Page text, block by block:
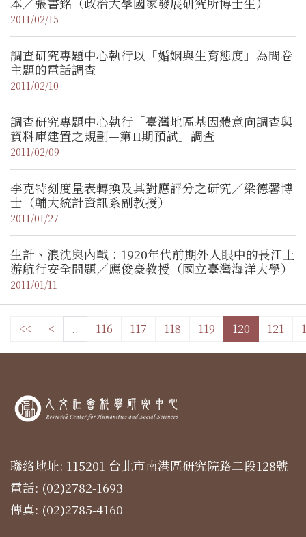
2011/02/15
調查研究專題中心執行以「婚姻與生育態度」為問卷
主題的電話調查
2011/02/10
調查研究專題中心執行「臺灣地區基因體意向調查與
資料庫建置之規劃—第II期預試」調查
2011/02/09
李克特刻度量表轉換及其對應評分之研究／梁德馨博
士（輔大統計資訊系副教授）
2011/01/27
生計、浪沈與內戰：1920年代前期外人眼中的長江上
游航行安全問題／應俊豪教授（國立臺灣海洋大學）
2011/01/11
<< < .. 116 117 118 119 120 121
聯絡地址: 115201 台北市南港區研究院路二段128號
電話: (02)2782-1693
傳真: (02)2785-4160